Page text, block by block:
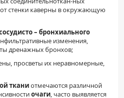
стенки каверны в окружающую
– бронхиального
изменения,
дренажных бронхов;
просветы их неравномерные,
тканиотмечаются различной
очаги, часто выявляется